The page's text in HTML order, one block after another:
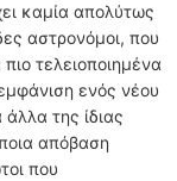
καμία απολύτως
αστρονόμοι, που
τελειοποιημένα
ενός νέου
της ίδιας
απόβαση
που